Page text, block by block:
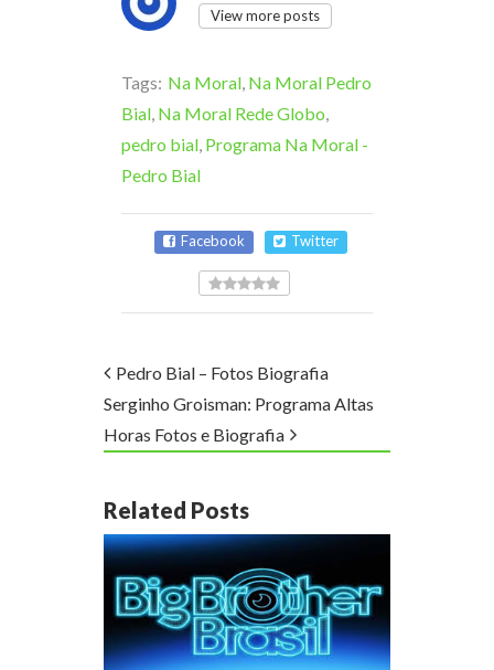
View more posts
Tags: Na Moral, Na Moral Pedro
Bial, Na Moral Rede Globo,
pedro bial, Programa Na Moral -
Pedro Bial
Facebook Twitter
Pedro Bial – Fotos Biografia
Serginho Groisman: Programa Altas
Horas Fotos e Biografia
Related Posts